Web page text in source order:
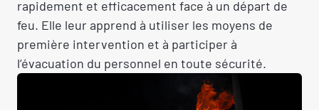
rapidement et efficacement face à un départ de
feu. Elle leur apprend à utiliser les moyens de
première intervention et à participer à
l’évacuation du personnel en toute sécurité.